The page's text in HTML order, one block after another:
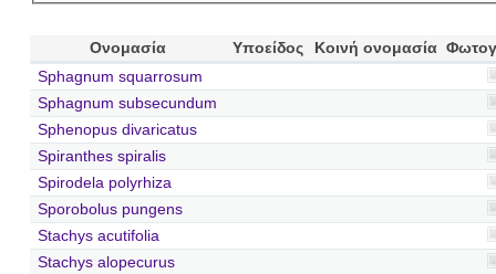
Ονομασία Υποείδος Κοινή ονομασία
Sphagnum squarrosum
Sphagnum subsecundum
Sphenopus divaricatus
Spiranthes spiralis
Spirodela polyrhiza
Sporobolus pungens
Stachys acutifolia
Stachys alopecurus